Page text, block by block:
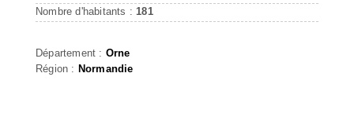
Nombre d'habitants : 181
Département : Orne
Région : Normandie